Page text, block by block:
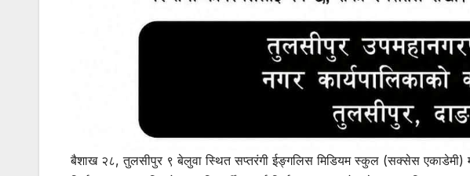
बैशाख २८, तुलसीपुर ९ बेलुवा स्थित सप्तरंगी ईङ्गलिस मिडियम स्कुल (सक्सेस एकाडेमी)